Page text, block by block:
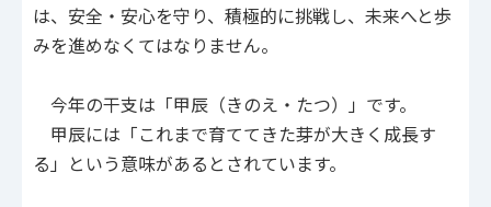
は、安全・安心を守り、積極的に挑戦し、未来へと歩
みを進めなくてはなりません。
今年の干支は「甲辰（きのえ・たつ）」です。
甲辰には「これまで育ててきた芽が大きく成長す
る」という意味があるとされています。